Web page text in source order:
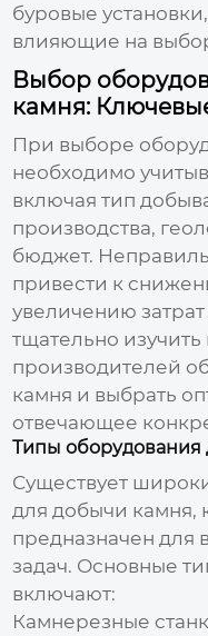
буровые
влияющие на
Выбор
камня:
При выборе
необходимо
включая тип
производства,
бюджет.
привести к
увеличению
тщательно
производителей
камня и выбрать
отвечающее
Типы оборудования
Существует
для добычи камня,
предназначен для
задач. Основные
включают:
Камнерезные